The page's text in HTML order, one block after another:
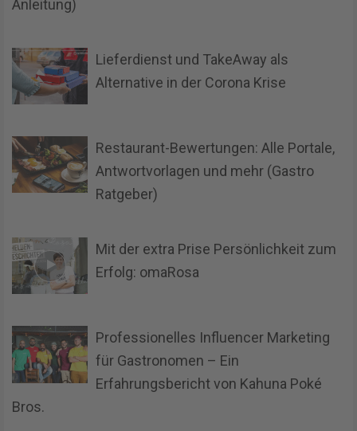
Anleitung)
Lieferdienst und TakeAway als
Alternative in der Corona Krise
Restaurant-Bewertungen: Alle Portale,
Antwortvorlagen und mehr (Gastro
Ratgeber)
Mit der extra Prise Persönlichkeit zum
Erfolg: omaRosa
Professionelles Influencer Marketing
für Gastronomen – Ein
Erfahrungsbericht von Kahuna Poké
Bros.